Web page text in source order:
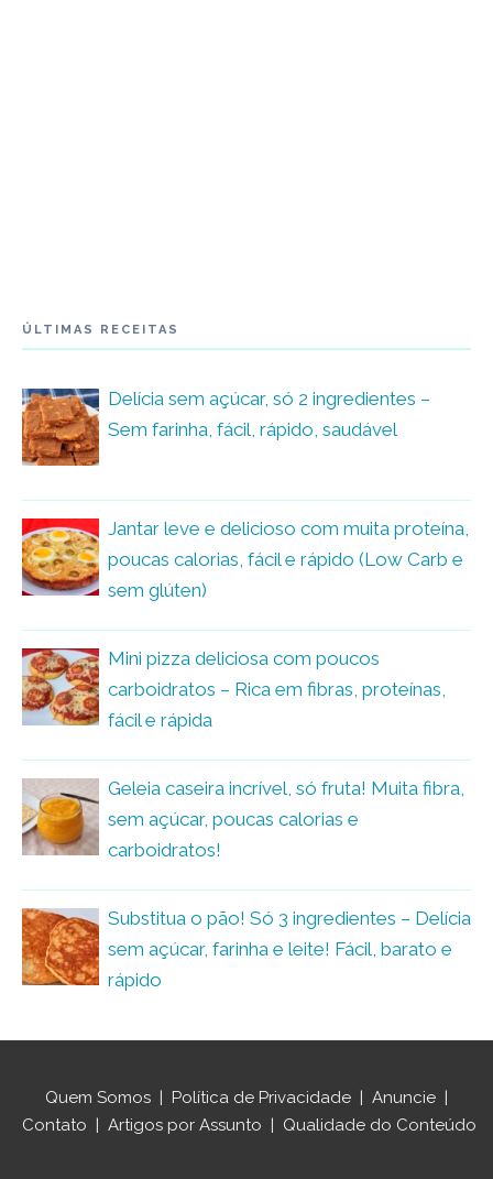
ÚLTIMAS RECEITAS
Delícia sem açúcar, só 2 ingredientes –
Sem farinha, fácil, rápido, saudável
Jantar leve e delicioso com muita proteína,
poucas calorias, fácil e rápido (Low Carb e
sem glúten)
Mini pizza deliciosa com poucos
carboidratos – Rica em fibras, proteínas,
fácil e rápida
Geleia caseira incrível, só fruta! Muita fibra,
sem açúcar, poucas calorias e
carboidratos!
Substitua o pão! Só 3 ingredientes – Delícia
sem açúcar, farinha e leite! Fácil, barato e
rápido
Quem Somos Política de Privacidade Anuncie
Contato
Artigos por Assunto Qualidade do Conteúdo